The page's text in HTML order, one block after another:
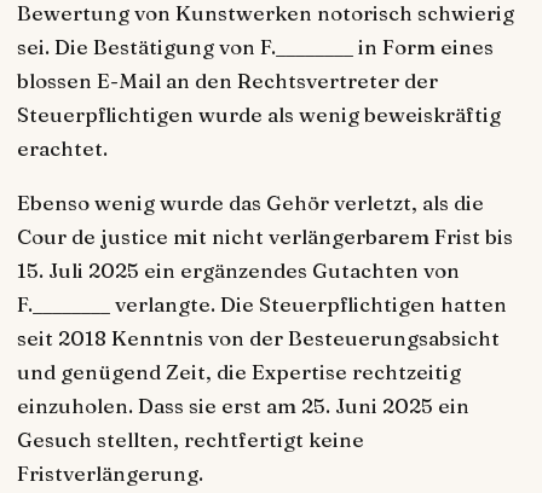
Bewertung von Kunstwerken notorisch schwierig
sei. Die Bestätigung von F.________ in Form eines
blossen E-Mail an den Rechtsvertreter der
Steuerpflichtigen wurde als wenig beweiskräftig
erachtet.
Ebenso wenig wurde das Gehör verletzt, als die
Cour de justice mit nicht verlängerbarem Frist bis
15. Juli 2025 ein ergänzendes Gutachten von
F.________ verlangte. Die Steuerpflichtigen hatten
seit 2018 Kenntnis von der Besteuerungsabsicht
und genügend Zeit, die Expertise rechtzeitig
einzuholen. Dass sie erst am 25. Juni 2025 ein
Gesuch stellten, rechtfertigt keine
Fristverlängerung.